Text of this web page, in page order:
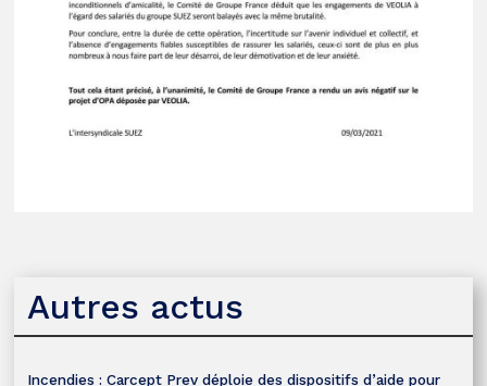
Autres actus
Incendies : Carcept Prev déploie des dispositifs d’aide pour